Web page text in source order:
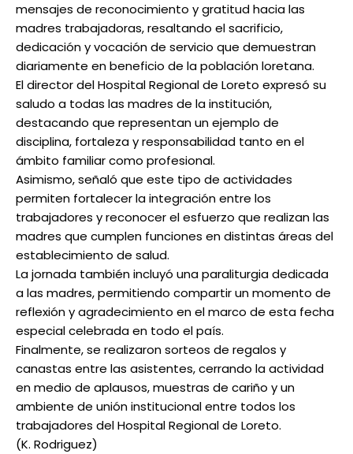
mensajes de reconocimiento y gratitud hacia las
madres trabajadoras, resaltando el sacrificio,
dedicación y vocación de servicio que demuestran
diariamente en beneficio de la población loretana.
El director del Hospital Regional de Loreto expresó su
saludo a todas las madres de la institución,
destacando que representan un ejemplo de
disciplina, fortaleza y responsabilidad tanto en el
ámbito familiar como profesional.
Asimismo, señaló que este tipo de actividades
permiten fortalecer la integración entre los
trabajadores y reconocer el esfuerzo que realizan las
madres que cumplen funciones en distintas áreas del
establecimiento de salud.
La jornada también incluyó una paraliturgia dedicada
a las madres, permitiendo compartir un momento de
reflexión y agradecimiento en el marco de esta fecha
especial celebrada en todo el país.
Finalmente, se realizaron sorteos de regalos y
canastas entre las asistentes, cerrando la actividad
en medio de aplausos, muestras de cariño y un
ambiente de unión institucional entre todos los
trabajadores del Hospital Regional de Loreto.
(K. Rodriguez)